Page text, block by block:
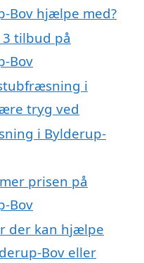
Bov hjælpe med?
tilbud på
Bov
i
tryg ved
i Bylderup-
prisen på
Bov
der kan hjælpe
Bov eller